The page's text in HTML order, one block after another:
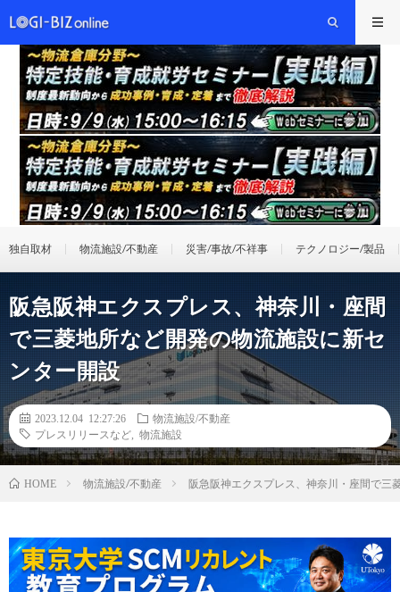
独自取材 物流施設/不動産 災害/事故/不祥事 テクノロジー/製品
阪急阪神エクスプレス、神奈川・座間
で三菱地所など開発の物流施設に新セ
ンター開設
2023.12.04 12:27:26
物流施設/不動産
プレスリリースなど
物流施設
HOME 物流施設/不動産 阪急阪神エクスプレス、神奈川・座間で三